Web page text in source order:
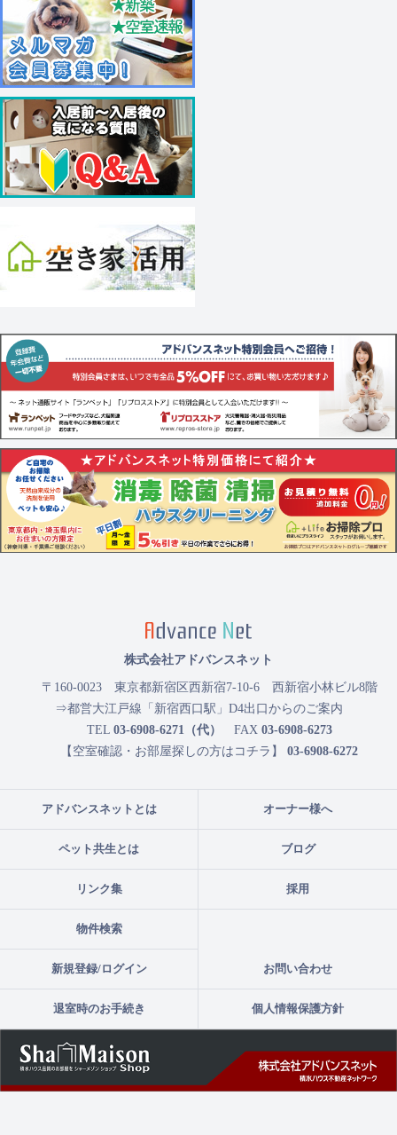
アドバンスネットとは オーナー様へ
ペット共生とは ブログ
リンク集 採用
物件検索
新規登録/ログイン お問い合わせ
退室時のお手続き 個人情報保護方針
株式会社アドバンスネット
〒160-0023 東京都新宿区西新宿7-10-6 西新宿小林ビル8階
⇒都営大江戸線「新宿西口駅」D4出口からのご案内
TEL 03-6908-6271（代） FAX 03-6908-6273
【空室確認・お部屋探しの方はコチラ】 03-6908-6272